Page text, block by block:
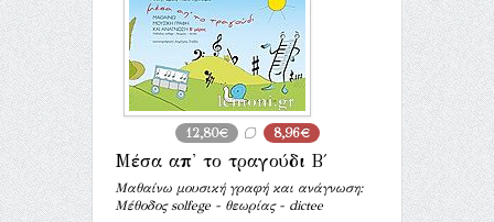
12,80€ 8,96€
Μέσα απ' το τραγούδι Β΄
Μαθαίνω μουσική γραφή και ανάγνωση:
Μέθοδος solfege - θεωρίας - dictee